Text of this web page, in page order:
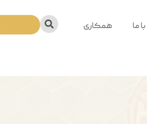
ما همکاری